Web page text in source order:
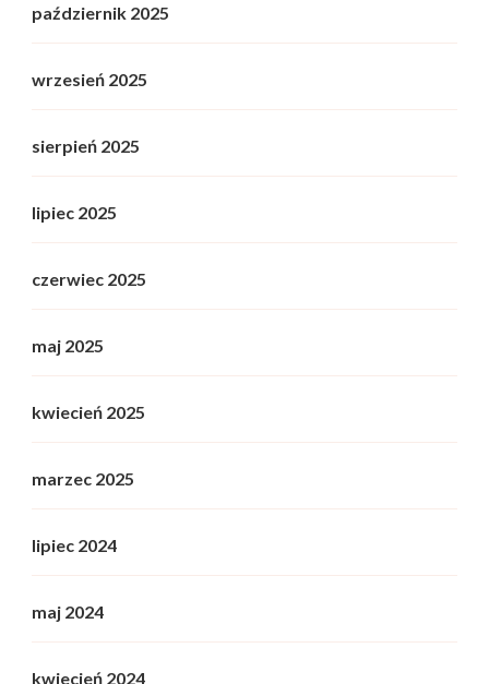
październik 2025
wrzesień 2025
sierpień 2025
lipiec 2025
czerwiec 2025
maj 2025
kwiecień 2025
marzec 2025
lipiec 2024
maj 2024
kwiecień 2024